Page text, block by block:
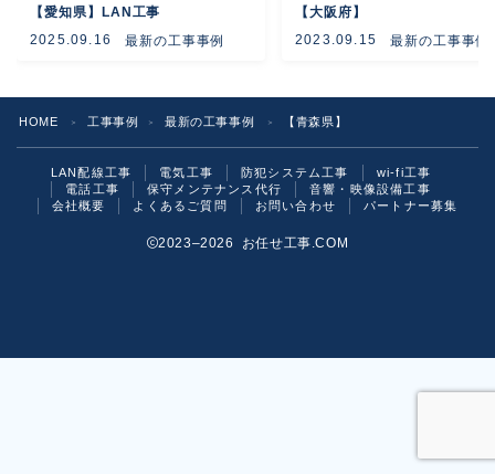
よくあるご質問
【愛知県】LAN工事
2025.09.16 最新の工事事例
【大阪府】
2023.09.15 最新の工事事例
HOME ＞ 工事事例 ＞ 最新の工事事例 ＞ 【青森県】
LAN配線工事 電気工事 防犯システム工事
wi-fi工事
電話工事
保守メンテナンス代行
音響・映像設備工事
会社概要
よくあるご質問 お問い合わせ パートナー募集
2023–2026 お任せ工事.COM